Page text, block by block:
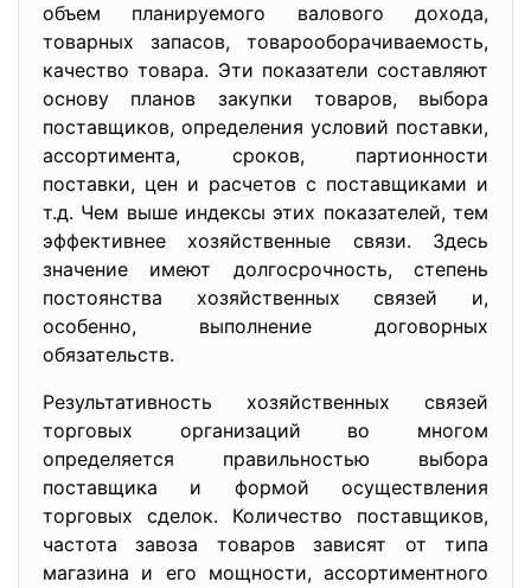
объем планируемого валового дохода,
товарных запасов, товарооборачиваемость,
качество товара. Эти показатели составляют
основу планов закупки товаров, выбора
поставщиков, определения условий поставки,
ассортимента, сроков, партионности
поставки, цен и расчетов с поставщиками и
т.д. Чем выше индексы этих показателей, тем
эффективнее хозяйственные связи. Здесь
значение имеют долгосрочность, степень
постоянства хозяйственных связей и,
особенно, выполнение договорных
обязательств.
Результативность хозяйственных связей
торговых организаций во многом
определяется правильностью выбора
поставщика и формой осуществления
торговых сделок. Количество поставщиков,
частота завоза товаров зависят от типа
магазина и его мощности, ассортиментного